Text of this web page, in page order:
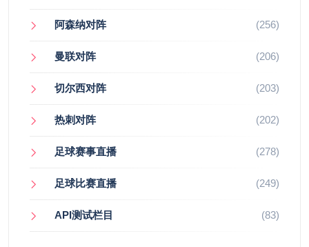
阿森纳对阵 (256)
曼联对阵 (206)
切尔西对阵 (203)
热刺对阵 (202)
足球赛事直播 (278)
足球比赛直播 (249)
API测试栏目 (83)